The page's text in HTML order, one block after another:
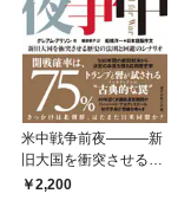
米中戦争前夜―――新
旧大国を衝突させる歴
史の法則と回避のシナ
2,200